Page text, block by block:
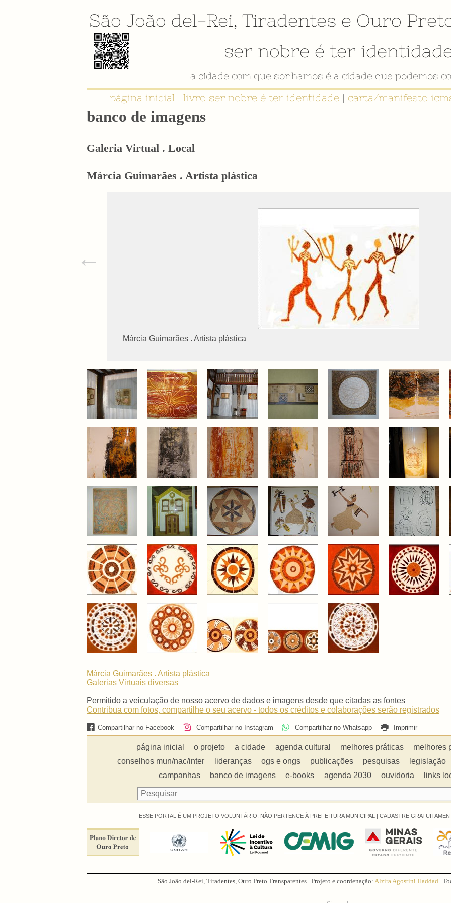
São João del-Rei, Tiradentes e Ouro
ser nobre é ter
a cidade com que sonhamos é a cidade que podemos
página inicial | livro ser nobre é ter identidade | carta/manifesto
banco de imagens
Galeria Virtual . Local
Márcia Guimarães . Artista plástica
Márcia Guimarães . Artista plástica
←
Márcia Guimarães . Artista plástica
Galerias Virtuais diversas
Permitido a veiculação de nosso acervo de dados e imagens desde que citadas as fontes
Contribua com fotos, compartilhe o seu acervo - todos os créditos e colaborações serão registrados
Compartilhar no Facebook Compartilhar no Instagram Compartilhar no Whatsapp Imprimir
página inicial o projeto a cidade agenda cultural melhores práticas
melhores
conselhos mun/nac/inter
lideranças ogs e ongs publicações pesquisas
legislação
campanhas
banco de imagens e-books agenda 2030 ouvidoria links
ESSE PORTAL É UM PROJETO VOLUNTÁRIO. NÃO PERTENCE À PREFEITURA MUNICIPAL | CADASTRE
São João del-Rei, Tiradentes, Ouro Preto Transparentes . Projeto e coordenação: Alzira Agostini Haddad .